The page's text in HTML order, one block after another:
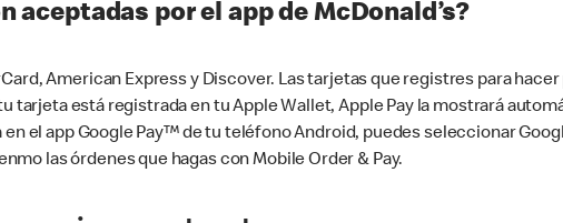
aceptadas por el app de McDonald’s?
American Express y Discover. Las tarjetas que registres para
tarjeta está registrada en tu Apple Wallet, Apple Pay la mostrará
en el app Google Pay™ de tu teléfono Android, puedes seleccionar
las órdenes que hagas con Mobile Order & Pay.